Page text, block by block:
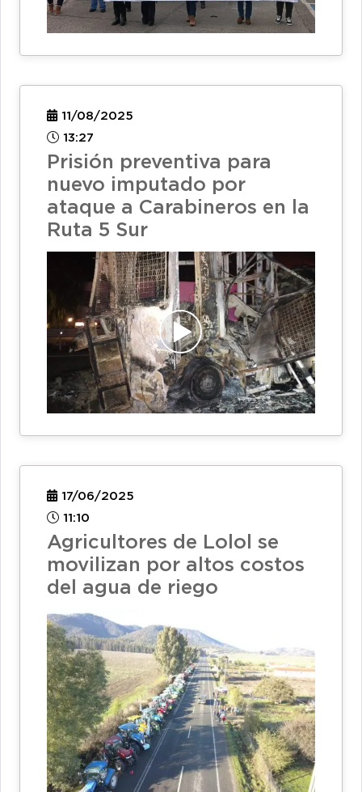
11/08/2025
13:27
Prisión preventiva para
nuevo imputado por
ataque a Carabineros en la
Ruta 5 Sur
17/06/2025
11:10
Agricultores de Lolol se
movilizan por altos costos
del agua de riego